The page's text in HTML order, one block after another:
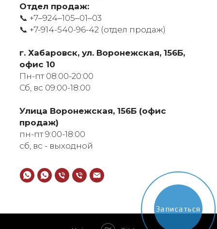
Отдел продаж:
📞 +7‒924‒105‒01‒03
📞 +7-914-540-96-42 (отдел продаж)
г. Хабаровск, ул. Воронежская, 156Б,
офис 10
Пн-пт 08:00-20:00
Сб, вс 09:00-18:00
​Улица Воронежская, 156Б (офис
продаж)
пн-пт 9:00-18:00
сб, вс - выходной
Записаться